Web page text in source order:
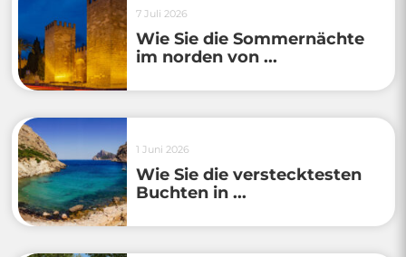
7 Juli 2026
Wie Sie die Sommernächte
im norden von ...
1 Juni 2026
Wie Sie die verstecktesten
Buchten in ...